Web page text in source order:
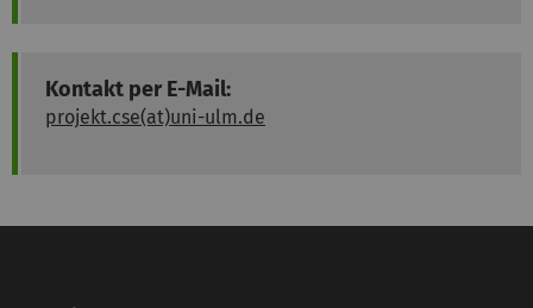
e
Kontakt per E-Mail:
projekt.cse(at)uni-ulm.de